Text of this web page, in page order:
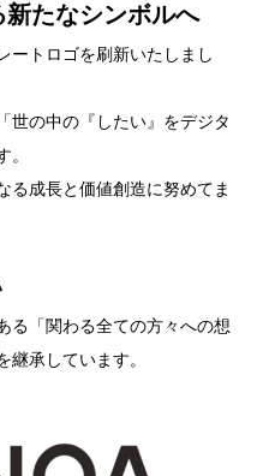
たなシンボルへ
ートロゴを刷新いたしまし
世の中の『したい』をデジタ
。
る成長と価値創造に努めてま
る「関わる全ての方々への想
継承しています。